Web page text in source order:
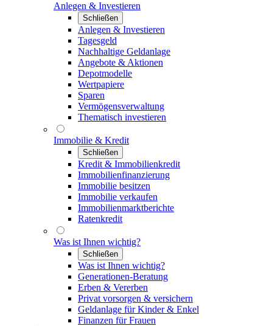
Anlegen & Investieren
Schließen
Anlegen & Investieren
Tagesgeld
Nachhaltige Geldanlage
Angebote & Aktionen
Depotmodelle
Wertpapiere
Sparen
Vermögensverwaltung
Thematisch investieren
Immobilie & Kredit
Schließen
Kredit & Immobilienkredit
Immobilienfinanzierung
Immobilie besitzen
Immobilie verkaufen
Immobilienmarktberichte
Ratenkredit
Was ist Ihnen wichtig?
Schließen
Was ist Ihnen wichtig?
Generationen-Beratung
Erben & Vererben
Privat vorsorgen & versichern
Geldanlage für Kinder & Enkel
Finanzen für Frauen